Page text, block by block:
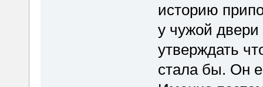
историю
у чужой двери
утверждать
стала бы. Он